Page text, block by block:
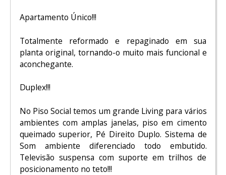
Apartamento Único!!!
Totalmente reformado e repaginado em sua
planta original, tornando-o muito mais funcional e
aconchegante.
Duplex!!!
No Piso Social temos um grande Living para vários
ambientes com amplas janelas, piso em cimento
queimado superior, Pé Direito Duplo. Sistema de
Som ambiente diferenciado todo embutido.
Televisão suspensa com suporte em trilhos de
posicionamento no teto!!!